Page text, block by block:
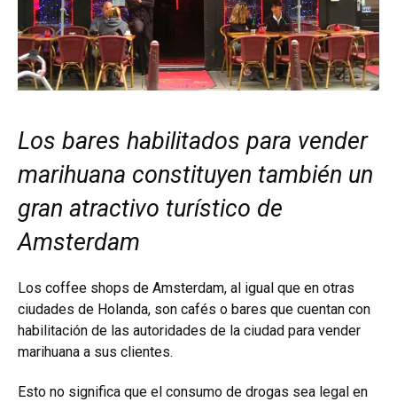
Los bares habilitados para vender
marihuana constituyen también un
gran atractivo turístico de
Amsterdam
Los coffee shops de Amsterdam, al igual que en otras
ciudades de Holanda, son cafés o bares que cuentan con
habilitación de las autoridades de la ciudad para vender
marihuana a sus clientes.
Esto no significa que el consumo de drogas sea legal en